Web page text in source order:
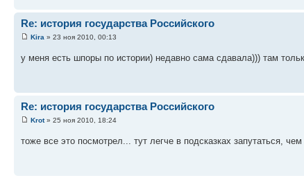
Re: история государства Российского
Kira » 23 ноя 2010, 00:13
у меня есть шпоры по истории) недавно сама сдавала))) там
Re: история государства Российского
Krot» 25 ноя 2010, 18:24
тоже все это посмотрел... тут легче в подсказках запутаться,